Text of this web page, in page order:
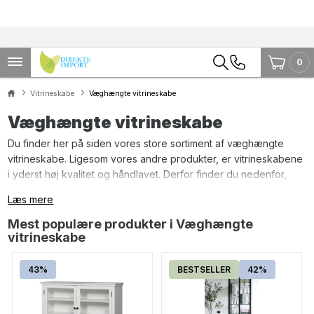
0
Vitrineskabe Væghængte vitrineskabe
Væghængte vitrineskabe
Du finder her på siden vores store sortiment af væghængte
vitrineskabe. Ligesom vores andre produkter, er vitrineskabene
i yderst høj kvalitet og håndlavet. Derfor finder du nedenfor,
mellem flere forskellige farver når du køber dit væghængte
vitrineskab her hos os, og uanset hvilken model du vælger
medfølger der hylder dertil. Blandt vores sortiment finder du
væghængte vitrineskabe er udført med skønne detaljer, og alt
efter hvilken model du vælger, variere detaljerne der på. De
anviste væghængte vitrineskabe nedenfor har mange
Læs mere
Mest populære produkter i Væghængte
vitrineskabe
43% BESTSELLER 42%